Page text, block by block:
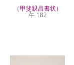
（甲斐親昌書状）
午 182